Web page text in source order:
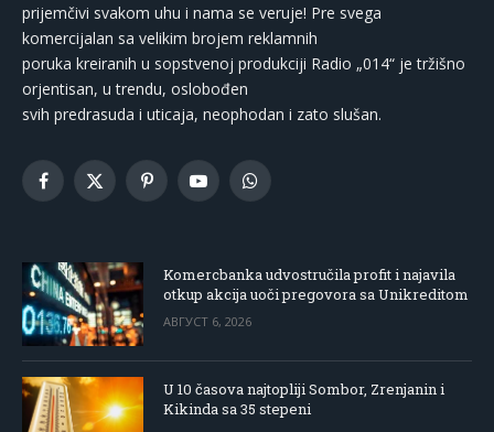
prijemčivi svakom uhu i nama se veruje! Pre svega
komercijalan sa velikim brojem reklamnih
poruka kreiranih u sopstvenoj produkciji Radio „014“ je tržišno
orjentisan, u trendu, oslobođen
svih predrasuda i uticaja, neophodan i zato slušan.
Facebook
X
PinterestYouTubeWhatsApp
Komercbanka udvostručila profit i najavila
otkup akcija uoči pregovora sa Unikreditom
АВГУСТ 6, 2026
U 10 časova najtopliji Sombor, Zrenjanin i
Kikinda sa 35 stepeni